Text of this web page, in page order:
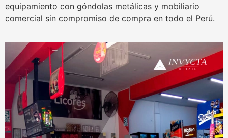
equipamiento con góndolas metálicas y mobiliario
comercial sin compromiso de compra en todo el Perú.